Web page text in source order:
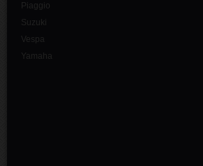
Piaggio
Suzuki
Vespa
Yamaha